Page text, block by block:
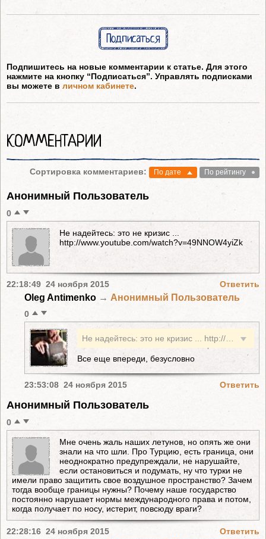
Подписаться
Подпишитесь на новые комментарии к статье. Для этого
нажмите на кнопку “Подписаться”. Управлять подписками
вы можете в личном кабинете.
КОММЕНТАРИИ
Сортировка комментариев: По дате По рейтингу
Анонимный Пользователь
0
Не надейтесь: это не кризис ...
http://www.youtube.com/watch?v=49NNOW4yiZk
22:18:49 24 ноября 2015 Ответить
Oleg Antimenko → Анонимный Пользователь
0
Все еще впереди, безусловно
23:53:08 24 ноября 2015 Ответить
Анонимный Пользователь
0
Мне очень жаль наших летунов, но опять же они
знали на что шли. Про Турцию, есть граница, они
неоднократно предупреждали, не нарушайте,
если остановиться и подумать, ну что турки не
имели право защитить свое воздушное пространство? Зачем
тогда вообще границы нужны? Почему наше государство
постоянно нарушает нормы международного права и потом,
когда получает по носу, истерит, повсюду враги?
22:28:16 24 ноября 2015 Ответить